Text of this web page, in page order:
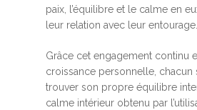
paix, l’équilibre et le calme en
leur relation avec leur entourage.
Grâce cet engagement continu
croissance personnelle, chacun
trouver son propre équilibre
calme intérieur obtenu par